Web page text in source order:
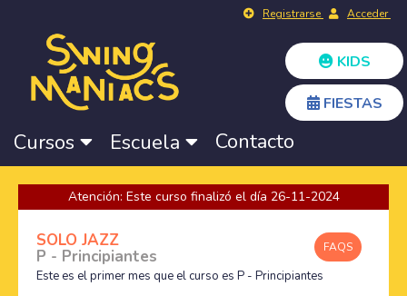
Registrarse Acceder
KIDS
FIESTAS
Cursos Escuela Contacto
Atención: Este curso finalizó el día 26-11-2024
FAQS
SOLO JAZZ
P - Principiantes
Este es el primer mes que el curso es P - Principiantes